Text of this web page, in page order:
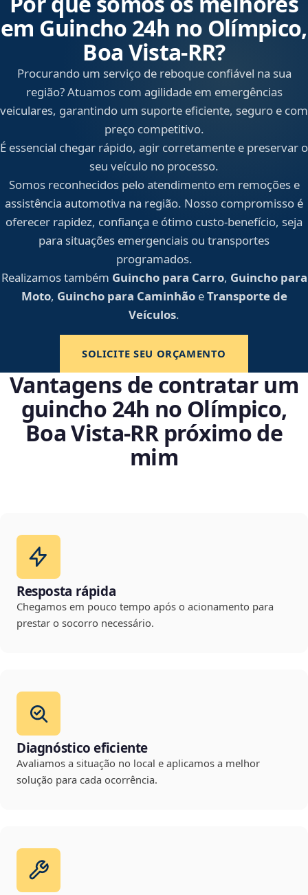
em Guincho 24h no Olímpico,
Boa Vista‑RR?
Procurando um serviço de reboque confiável na sua
região? Atuamos com agilidade em emergências
veiculares, garantindo um suporte eficiente, seguro e com
preço competitivo.
É essencial chegar rápido, agir corretamente e preservar o
seu veículo no processo.
Somos reconhecidos pelo atendimento em remoções e
assistência automotiva na região. Nosso compromisso é
oferecer rapidez, confiança e ótimo custo-benefício, seja
para situações emergenciais ou transportes
programados.
Realizamos também Guincho para Carro, Guincho para
Moto, Guincho para CaminhãoeTransporte de
Veículos.
SOLICITE SEU ORÇAMENTO
Vantagens de contratar um
guincho 24h no Olímpico,
Boa Vista‑RR próximo de
mim
Resposta rápida
Chegamos em pouco tempo após o acionamento para
prestar o socorro necessário.
Diagnóstico eficiente
Avaliamos a situação no local e aplicamos a melhor
solução para cada ocorrência.